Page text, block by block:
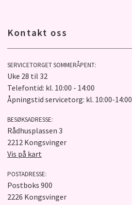
Kontakt oss
SERVICETORGET SOMMERÅPENT:
Uke 28 til 32
Telefontid: kl. 10:00 - 14:00
Åpningstid servicetorg: kl. 10:00-14:00
BESØKSADRESSE:
Rådhusplassen 3
2212 Kongsvinger
Vis på kart
POSTADRESSE:
Postboks 900
2226 Kongsvinger